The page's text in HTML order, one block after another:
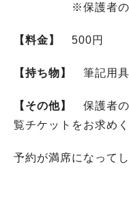
※保護者の
【料金】 500円
【持ち物】 筆記用具
【その他】
保護者の
覧チケットをお求めく
予約が満席になって